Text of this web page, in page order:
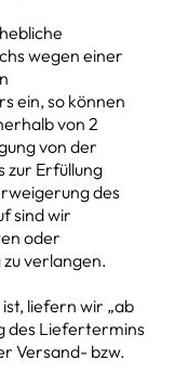
wegen einer
ein, so können
von 2
von der
zur Erfüllung
des
sind wir
oder
verlangen.
liefern wir „ab
des Liefertermins
Versand- bzw.